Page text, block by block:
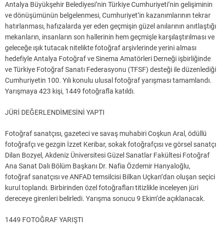
Antalya Büyükşehir Belediyesi’nin Türkiye Cumhuriyeti’nin gelişiminin
ve dönüşümünün belgelenmesi, Cumhuriyet’in kazanımlarının tekrar
hatırlanması, hafızalarda yer eden geçmişin güzel anılarının anıtlaştığı
mekanların, insanların son hallerinin hem geçmişle karşılaştırılması ve
geleceğe ışık tutacak nitelikte fotoğraf arşivlerinde yerini alması
hedefiyle Antalya Fotoğraf ve Sinema Amatörleri Derneği işbirliğinde
ve Türkiye Fotoğraf Sanatı Federasyonu (TFSF) desteği ile düzenlediği
Cumhuriyetin 100. Yılı konulu ulusal fotoğraf yarışması tamamlandı.
Yarışmaya 423 kişi, 1449 fotoğrafla katıldı.
JÜRİ DEĞERLENDİMESİNİ YAPTI
Fotoğraf sanatçısı, gazeteci ve savaş muhabiri Coşkun Aral, ödüllü
fotoğrafçı ve gezgin İzzet Keribar, sokak fotoğrafçısı ve görsel sanatçı
Dilan Bozyel, Akdeniz Üniversitesi Güzel Sanatlar Fakültesi Fotoğraf
Ana Sanat Dalı Bölüm Başkanı Dr. Nafia Özdemir Hanyaloğlu,
fotoğraf sanatçısı ve ANFAD temsilcisi Bilkan Uçkan’dan oluşan seçici
kurul toplandı. Birbirinden özel fotoğrafları titizlikle inceleyen jüri
dereceye girenleri belirledi. Yarışma sonucu 9 Ekim’de açıklanacak.
1449 FOTOĞRAF YARIŞTI